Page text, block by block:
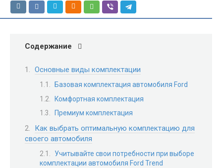
Содержание
Основные виды комплектации
Базовая комплектация автомобиля Ford
Комфортная комплектация
Премиум комплектация
Как выбрать оптимальную комплектацию для
своего автомобиля
Учитывайте свои потребности при выборе
комплектации автомобиля Ford Trend